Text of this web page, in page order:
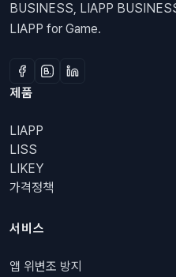
BUSINESS, LIAPP
LIAPP for Game.
제품
LIAPP
LISS
LIKEY
가격정책
서비스
앱 위변조 방지